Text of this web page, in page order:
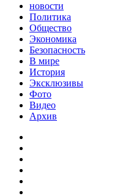
новости
Политика
Общество
Экономика
Безопасность
В мире
История
Эксклюзивы
Фото
Видео
Архив